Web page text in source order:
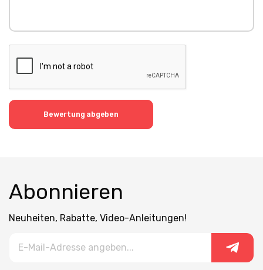
Bewertung abgeben
Abonnieren
Neuheiten, Rabatte, Video-Anleitungen!